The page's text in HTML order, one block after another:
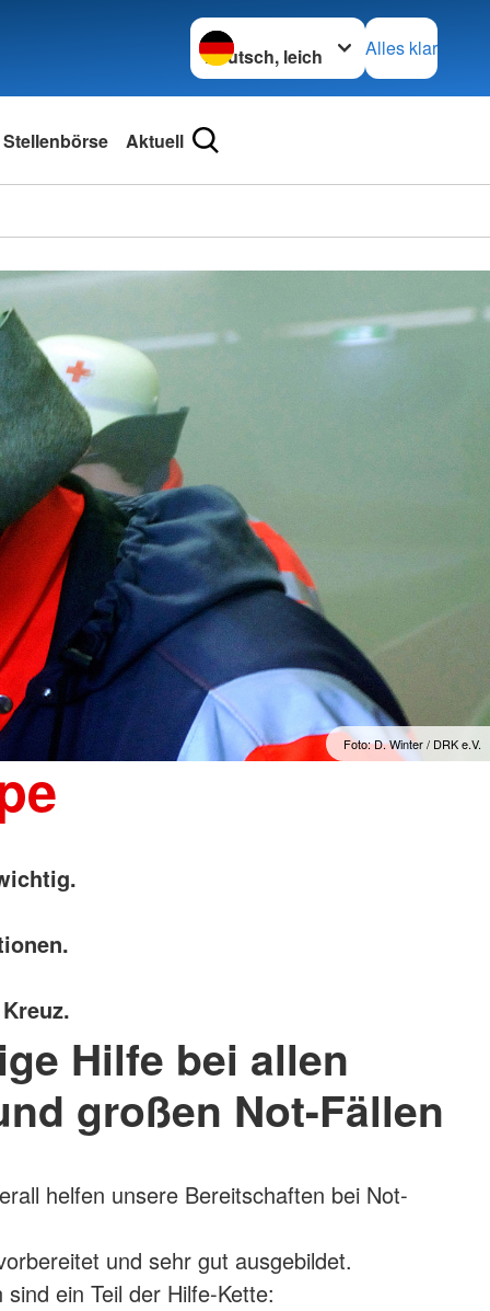
Sprache wechseln zu
Alles klar
Stellenbörse Aktuell
Foto: D. Winter / DRK e.V.
Hilfe bei allen
großen Not-Fällen
helfen unsere Bereitschaften bei Not-
und sehr gut ausgebildet.
ein Teil der Hilfe-Kette: